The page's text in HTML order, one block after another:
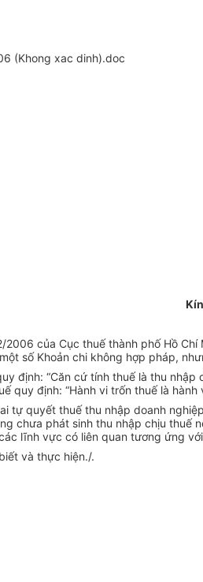
(Khong xac dinh).doc
của Cục thuế thành phố Hồ
số Khoản chi không hợp pháp,
định: “Căn cứ tính thuế là thu
quy định: “Hành vi trốn thuế là
tự quyết thuế thu nhập doanh
chưa phát sinh thu nhập chịu
lĩnh vực có liên quan tương ứng
và thực hiện./.